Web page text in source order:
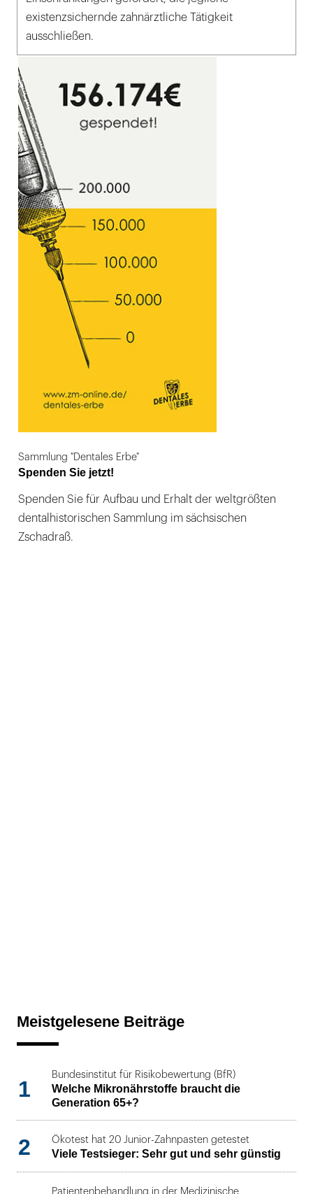
existenzsichernde zahnärztliche Tätigkeit
ausschließen.
Sammlung "Dentales Erbe"
Spenden Sie jetzt!
Spenden Sie für Aufbau und Erhalt der weltgrößten
dentalhistorischen Sammlung im sächsischen
Zschadraß.
Meistgelesene Beiträge
1
Bundesinstitut für Risikobewertung (BfR)
Welche Mikronährstoffe braucht die
Generation 65+?
2 Ökotest hat 20 Junior-Zahnpasten getestet
Viele Testsieger: Sehr gut und sehr günstig
Patientenbehandlung in der Medizinische